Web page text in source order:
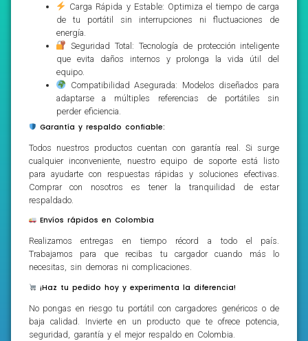
Carga Rápida y Estable: Optimiza el tiempo de carga
de tu portátil sin interrupciones ni fluctuaciones de
energía.
Seguridad Total: Tecnología de protección inteligente
que evita daños internos y prolonga la vida útil del
equipo.
Compatibilidad Asegurada: Modelos diseñados para
adaptarse a múltiples referencias de portátiles sin
perder eficiencia.
Garantía y respaldo confiable:
Todos nuestros productos cuentan con garantía real. Si surge
cualquier inconveniente, nuestro equipo de soporte está listo
para ayudarte con respuestas rápidas y soluciones efectivas.
Comprar con nosotros es tener la tranquilidad de estar
respaldado.
Envíos rápidos en Colombia
Realizamos entregas en tiempo récord a todo el país.
Trabajamos para que recibas tu cargador cuando más lo
necesitas, sin demoras ni complicaciones.
¡Haz tu pedido hoy y experimenta la diferencia!
No pongas en riesgo tu portátil con cargadores genéricos o de
baja calidad. Invierte en un producto que te ofrece potencia,
seguridad, garantía y el mejor respaldo en Colombia.